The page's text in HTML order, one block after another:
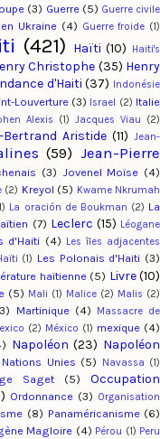
(3) Guerre (5) Guerre civile
Ukraine (4) Guerre froide (1)
(421) Haïti (10)
Haiti's
Christophe (35) Henry
d'Haiti (37) Indonésie
Louverture (3) Israel (2) Italie
Alexis (1) Jacques Viau (2)
Bertrand Aristide (11) Jean-
(59) Jean-Pierre
(3) Jovenel Moïse (4)
(2) Kreyol (5) Kwame Nkrumah
La oración de Boukman (2) La
(7) Leclerc (15) Léogane
d'Haiti (4) Les îles adjacentes
(1) Les Polonais d'Haiti (3)
haïtienne (5) Livre (10)
(5) Mali (1) Malice (2) Malis (2)
Martinique (4)
Massacre de
(2) México (1) mexique (4)
Napoléon (23) Napoléon
Nations Unies (5) Navassa (1)
Saget (5)
Occupation
Ordonnance (3) Organisation
(8) Panaméricanisme (6)
Magloire (4) Pérou (1) Peru